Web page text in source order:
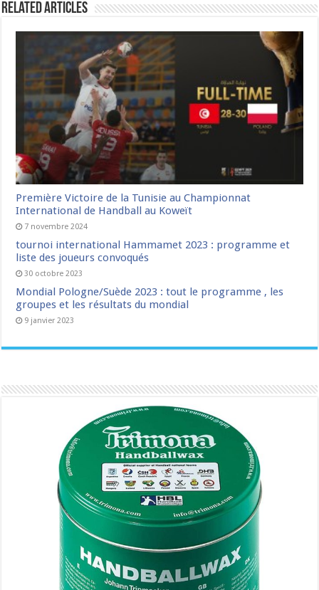
Related Articles
Première Victoire de la Tunisie au Championnat
International de Handball au Koweït
7 novembre 2024
tournoi international Hammamet 2023 : programme et
liste des joueurs convoqués
30 octobre 2023
Mondial Pologne/Suède 2023 : tout le programme , les
groupes et les résultats du mondial
9 janvier 2023